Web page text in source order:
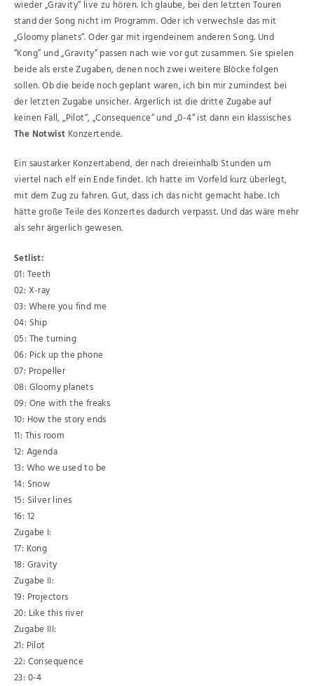
wieder „Gravity“ live zu hören. Ich glaube, bei den letzten Touren
stand der Song nicht im Programm. Oder ich verwechsle das mit
„Gloomy planets“. Oder gar mit irgendeinem anderen Song. Und
“Kong” und „Gravity“ passen nach wie vor gut zusammen. Sie spielen
beide als erste Zugaben, denen noch zwei weitere Blöcke folgen
sollen. Ob die beide noch geplant waren, ich bin mir zumindest bei
der letzten Zugabe unsicher. Ärgerlich ist die dritte Zugabe auf
keinen Fall, „Pilot“, „Consequence“ und „0-4“ ist dann ein klassisches
The Notwist Konzertende.
Ein saustarker Konzertabend, der nach dreieinhalb Stunden um
viertel nach elf ein Ende findet. Ich hatte im Vorfeld kurz überlegt,
mit dem Zug zu fahren. Gut, dass ich das nicht gemacht habe. Ich
hätte große Teile des Konzertes dadurch verpasst. Und das wäre mehr
als sehr ärgerlich gewesen.
Setlist:
01: Teeth
02: X-ray
03: Where you find me
04: Ship
05: The turning
06: Pick up the phone
07: Propeller
08: Gloomy planets
09: One with the freaks
10: How the story ends
11: This room
12: Agenda
13: Who we used to be
14: Snow
15: Silver lines
16: 12
Zugabe I:
17: Kong
18: Gravity
Zugabe II:
19: Projectors
20: Like this river
Zugabe III:
21: Pilot
22: Consequence
23: 0-4